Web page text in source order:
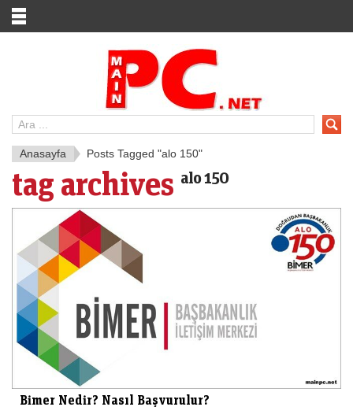
Anasayfa Posts Tagged "alo 150"
tag archives alo 150
Bimer Nedir? Nasıl Başvurulur?